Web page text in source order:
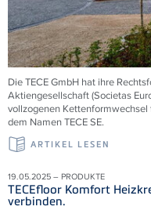
Die TECE GmbH hat ihre
Aktiengesellschaft (Societas
vollzogenen
dem Namen TECESE.
ARTIKEL LESEN
19.05.2025 – PRODUKTE
TECEfloor Komfort
verbinden.